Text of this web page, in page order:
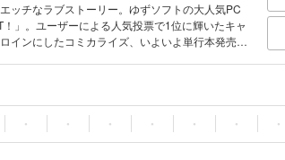
ッチなラブストーリー。ゆずソフトの大人気PC
」。ユーザーによる人気投票で1位に輝いたキャ
インにしたコミカライズ、いよいよ単行本発売！
・ ・ ・ ・ ・ ・ ・